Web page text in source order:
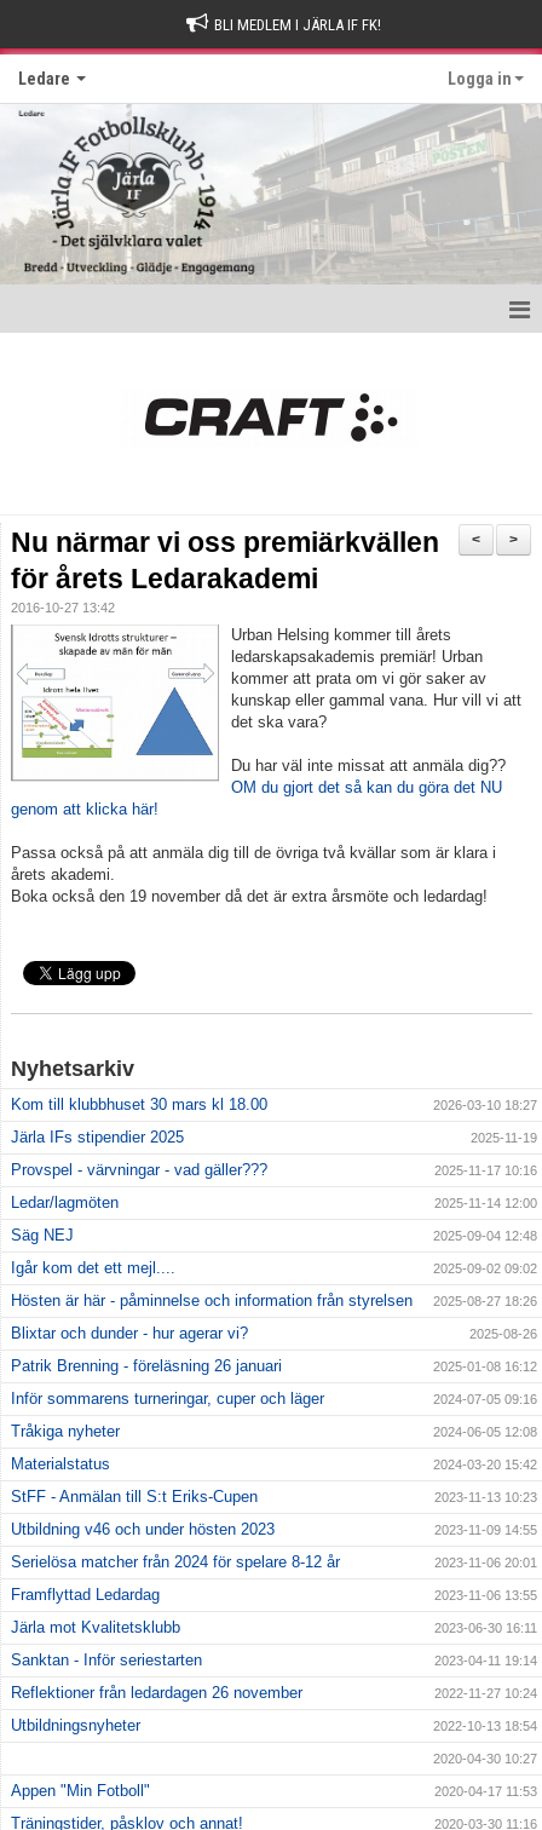
BLI MEDLEM I JÄRLA IF FK!
Ledare Logga in
Domare
Dalecarlia Cup
Ledarnas Kalender
Anläggningar
>
<
Nu närmar vi oss premiärkvällen
för årets Ledarakademi
2016-10-27 13:42
Urban Helsing kommer till årets
ledarskapsakademis premiär! Urban
kommer att prata om vi gör saker av
kunskap eller gammal vana. Hur vill vi att
det ska vara?
Du har väl inte missat att anmäla dig??
OM du gjort det så kan du göra det NU
genom att klicka här!
Passa också på att anmäla dig till de övriga två kvällar som är klara i
årets akademi.
Boka också den 19 november då det är extra årsmöte och ledardag!
Nyhetsarkiv
Kom till klubbhuset 30 mars kl 18.00 2026-03-10 18:27
Järla IFs stipendier 2025 2025-11-19
Provspel - värvningar - vad gäller??? 2025-11-17 10:16
Ledar/lagmöten 2025-11-14 12:00
Säg NEJ 2025-09-04 12:48
Igår kom det ett mejl.... 2025-09-02 09:02
Hösten är här - påminnelse och information från styrelsen 2025-08-27 18:26
Blixtar och dunder - hur agerar vi? 2025-08-26
Patrik Brenning - föreläsning 26 januari 2025-01-08 16:12
Inför sommarens turneringar, cuper och läger 2024-07-05 09:16
Tråkiga nyheter 2024-06-05 12:08
Materialstatus 2024-03-20 15:42
StFF - Anmälan till S:t Eriks-Cupen 2023-11-13 10:23
Utbildning v46 och under hösten 2023 2023-11-09 14:55
Serielösa matcher från 2024 för spelare 8-12 år 2023-11-06 20:01
Framflyttad Ledardag 2023-11-06 13:55
Järla mot Kvalitetsklubb 2023-06-30 16:11
Sanktan - Inför seriestarten 2023-04-11 19:14
Reflektioner från ledardagen 26 november 2022-11-27 10:24
Utbildningsnyheter 2022-10-13 18:54
2020-04-30 10:27
Appen "Min Fotboll" 2020-04-17 11:53
Träningstider, påsklov och annat! 2020-03-30 11:16